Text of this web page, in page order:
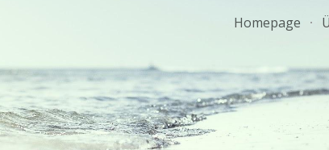
Skip to
Homepage